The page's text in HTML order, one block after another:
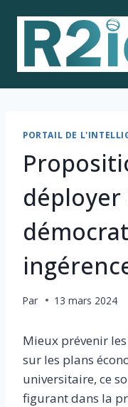
content
PORTAIL DE
Par 13 mars 2024
Mieux prévenir
sur les plans
universitaire, ce
figurant dans la